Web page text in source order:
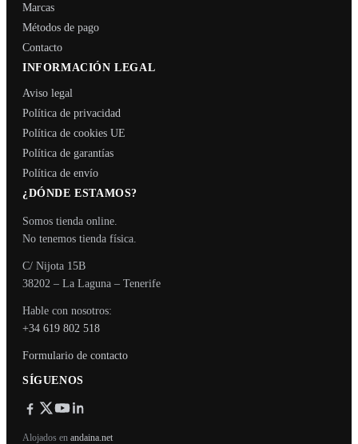
Marcas
Métodos de pago
Contacto
INFORMACIÓN LEGAL
Aviso legal
Política de privacidad
Política de cookies UE
Política de garantías
Política de envío
¿DÓNDE ESTAMOS?
Somos tienda online.
No tenemos tienda física.
C/ Nijota 15B
38202 – La Laguna – Tenerife
Hable con nosotros:
+34 619 802 518
Formulario de contacto
SÍGUENOS
Alojados en andaina.net